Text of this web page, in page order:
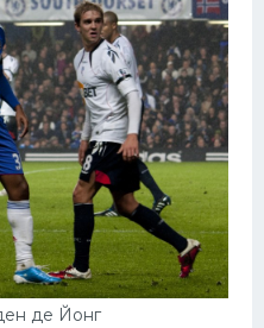
де Йонг